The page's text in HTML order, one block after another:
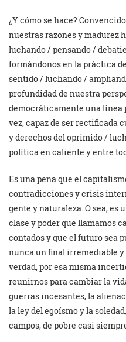
¿Y cómo se hace?
nuestras razones y madurez
luchando / pensando /
formándonos en la práctica
sentido / luchando /
profundidad de nuestra
democráticamente una línea
vez, capaz de ser rectificada
y derechos del oprimido /
política en caliente y entre
Es una pena que el
contradicciones y crisis
gente y naturaleza. O sea, es
clase y poder que llamamos
contados y que el futuro sea
nunca un final irremediable
verdad, por esa misma
reunirnos para cambiar la
guerras incesantes, la
la ley del egoísmo y la
campos, de pobre casi